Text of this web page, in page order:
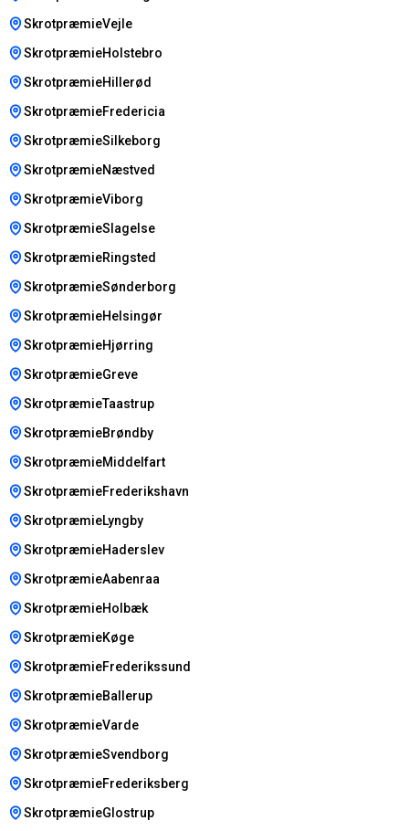
SkrotpræmieVejle
SkrotpræmieHolstebro
SkrotpræmieHillerød
SkrotpræmieFredericia
SkrotpræmieSilkeborg
SkrotpræmieNæstved
SkrotpræmieViborg
SkrotpræmieSlagelse
SkrotpræmieRingsted
SkrotpræmieSønderborg
SkrotpræmieHelsingør
SkrotpræmieHjørring
SkrotpræmieGreve
SkrotpræmieTaastrup
SkrotpræmieBrøndby
SkrotpræmieMiddelfart
SkrotpræmieFrederikshavn
SkrotpræmieLyngby
SkrotpræmieHaderslev
SkrotpræmieAabenraa
SkrotpræmieHolbæk
SkrotpræmieKøge
SkrotpræmieFrederikssund
SkrotpræmieBallerup
SkrotpræmieVarde
SkrotpræmieSvendborg
SkrotpræmieFrederiksberg
SkrotpræmieGlostrup